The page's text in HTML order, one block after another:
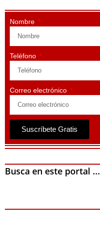
Nombre
Teléfono
Correo electrónico
Suscríbete Gratis
Busca en este portal ...